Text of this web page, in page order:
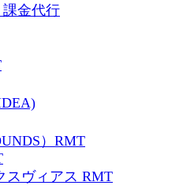
金代行
）RMT
スヴィアス RMT